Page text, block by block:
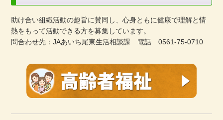
助け合い組織活動の趣旨に賛同し、心身ともに健康で理解と情
熱をもって活動できる方を募集しています。
問合わせ先：JAあいち尾東生活相談課 電話 0561-75-0710